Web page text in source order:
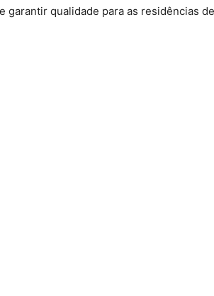
garantir qualidade para as residências